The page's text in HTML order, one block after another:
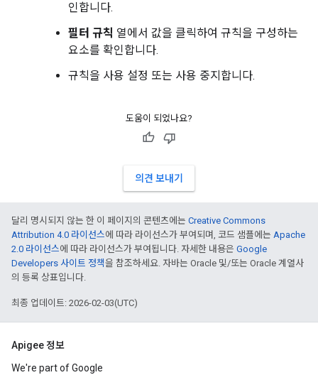
인합니다.
필터 규칙 열에서 값을 클릭하여 규칙을 구성하는
요소를 확인합니다.
규칙을 사용 설정 또는 사용 중지합니다.
도움이 되었나요?
의견 보내기
달리 명시되지 않는 한 이 페이지의 콘텐츠에는 Creative Commons
Attribution 4.0 라이선스에 따라 라이선스가 부여되며, 코드 샘플에는 Apache
2.0 라이선스에 따라 라이선스가 부여됩니다. 자세한 내용은 Google
Developers 사이트 정책을 참조하세요. 자바는 Oracle 및/또는 Oracle 계열사
의 등록 상표입니다.
최종 업데이트: 2026-02-03(UTC)
Apigee 정보
We're part of Google